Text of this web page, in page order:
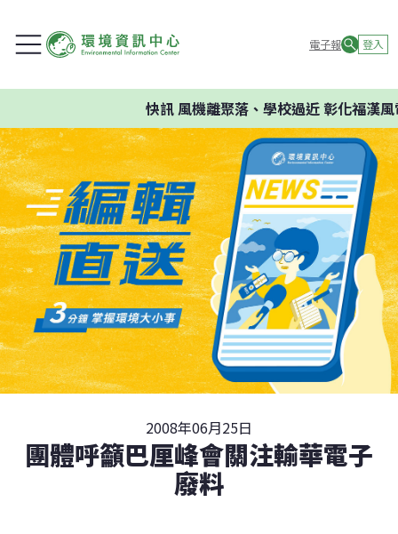
電子報 登入
快訊風機離聚落、學校過近 彰化福漢風
2008年06月25日
團體呼籲巴厘峰會關注輸華電子
廢料